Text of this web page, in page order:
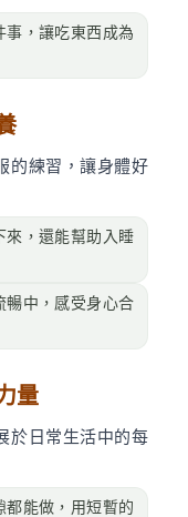
事，讓吃東西成為
的練習，讓身體好
來，還能幫助入睡
暢中，感受身心合
量
於日常生活中的每
都能做，用短暫的